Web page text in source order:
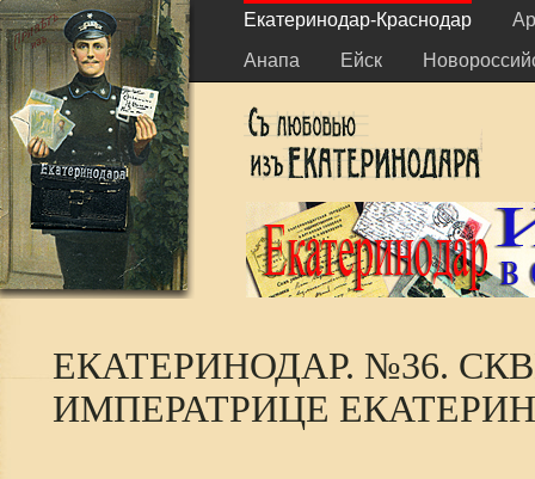
Екатеринодар-Краснодар
Анапа
Ейск
ЕКАТЕРИНОДАР. №36.
ИМПЕРАТРИЦЕ